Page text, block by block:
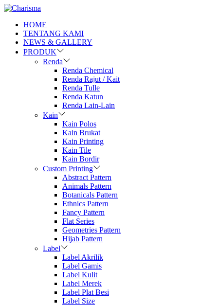
HOME
TENTANG KAMI
NEWS & GALLERY
PRODUK
Renda
Renda Chemical
Renda Rajut / Kait
Renda Tulle
Renda Katun
Renda Lain-Lain
Kain
Kain Polos
Kain Brukat
Kain Printing
Kain Tile
Kain Bordir
Custom Printing
Abstract Pattern
Animals Pattern
Botanicals Pattern
Ethnics Pattern
Fancy Pattern
Flat Series
Geometries Pattern
Hijab Pattern
Label
Label Akrilik
Label Gamis
Label Kulit
Label Merek
Label Plat Besi
Label Size